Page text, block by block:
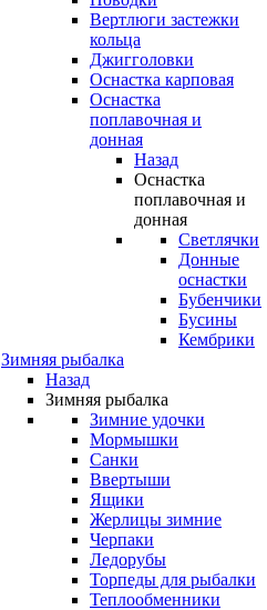
Вертлюги застежки
кольца
Джигголовки
Оснастка карповая
Оснастка
поплавочная и
донная
Назад
Оснастка
поплавочная и
донная
Светлячки
Донные
оснастки
Бубенчики
Бусины
Кембрики
Зимняя рыбалка
Назад
Зимняя рыбалка
Зимние удочки
Мормышки
Санки
Ввертыши
Ящики
Жерлицы зимние
Черпаки
Ледорубы
Торпеды для рыбалки
Теплообменники